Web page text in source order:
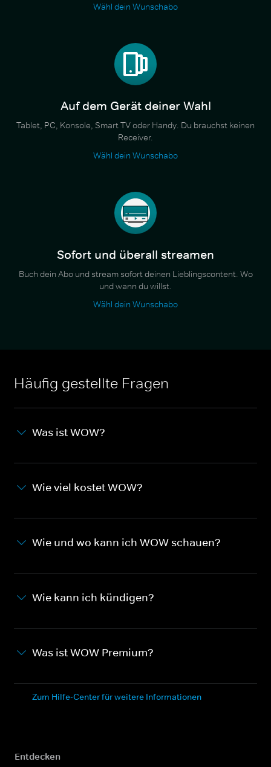
Wähl dein Wunschabo
Auf dem Gerät deiner Wahl
Tablet, PC, Konsole, Smart TV oder Handy. Du brauchst keinen
Receiver.
Wähl dein Wunschabo
Sofort und überall streamen
Buch dein Abo und stream sofort deinen Lieblingscontent. Wo
und wann du willst.
Wähl dein Wunschabo
Häufig gestellte Fragen
Was ist WOW?
Wie viel kostet WOW?
Wie und wo kann ich WOW schauen?
Wie kann ich kündigen?
Was ist WOW Premium?
Zum Hilfe-Center für weitere Informationen
Entdecken